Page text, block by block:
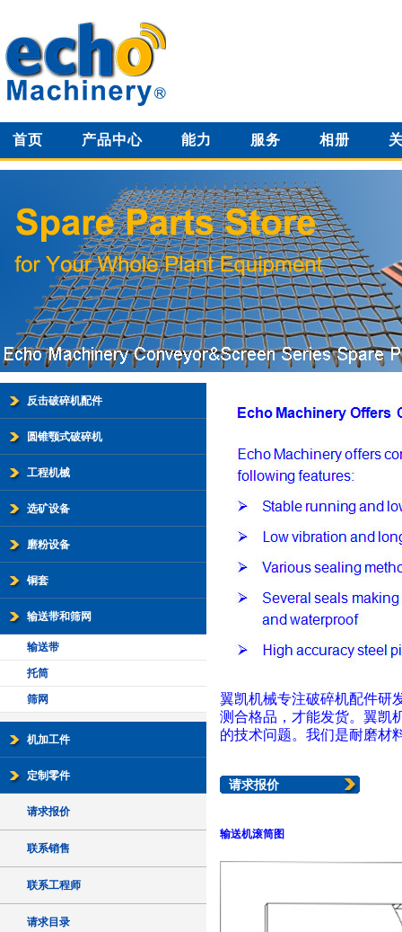
首页 产品中心 能力 服务 相册
反击破碎机配件
圆锥颚式破碎机
工程机械
选矿设备
磨粉设备
铜套
输送带和筛网
输送带
托筒
筛网
机加工件
定制零件
请求报价
联系销售
联系工程师
请求目录
翼凯机械专注破碎机配件研
测合格品，才能发货。 翼凯
的技术问题。我们是耐磨材
请求报价
输送机滚筒图